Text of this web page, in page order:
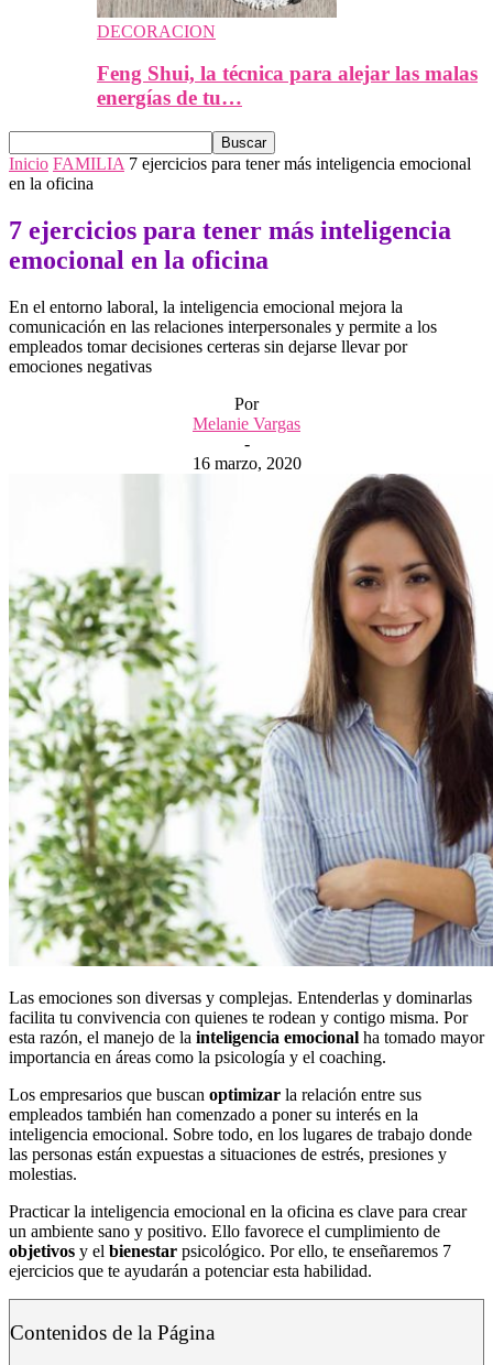
DECORACION
Feng Shui, la técnica para alejar las malas
energías de tu…
Inicio FAMILIA 7 ejercicios para tener más inteligencia emocional
en la oficina
7 ejercicios para tener más inteligencia
emocional en la oficina
En el entorno laboral, la inteligencia emocional mejora la
comunicación en las relaciones interpersonales y permite a los
empleados tomar decisiones certeras sin dejarse llevar por
emociones negativas
Por
Melanie Vargas
-
16 marzo, 2020
Las emociones son diversas y complejas. Entenderlas y dominarlas
facilita tu convivencia con quienes te rodean y contigo misma. Por
esta razón, el manejo de la inteligencia emocional ha tomado mayor
importancia en áreas como la psicología y el coaching.
Los empresarios que buscan optimizar la relación entre sus
empleados también han comenzado a poner su interés en la
inteligencia emocional. Sobre todo, en los lugares de trabajo donde
las personas están expuestas a situaciones de estrés, presiones y
molestias.
Practicar la inteligencia emocional en la oficina es clave para crear
un ambiente sano y positivo. Ello favorece el cumplimiento de
objetivos y el bienestar psicológico. Por ello, te enseñaremos 7
ejercicios que te ayudarán a potenciar esta habilidad.
Contenidos de la Página